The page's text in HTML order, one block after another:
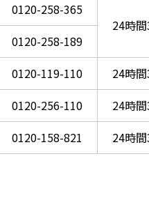
0120-258-365
24時
0120-258-189
0120-119-110
24時
0120-256-110
24時
0120-158-821
24時